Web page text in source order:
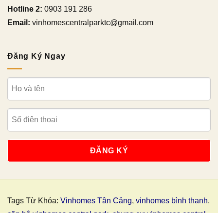
Hotline 2: 0903 191 286
Email: vinhomescentralparktc@gmail.com
Đăng Ký Ngay
Tags Từ Khóa: Vinhomes Tân Cảng, vinhomes bình thạnh,